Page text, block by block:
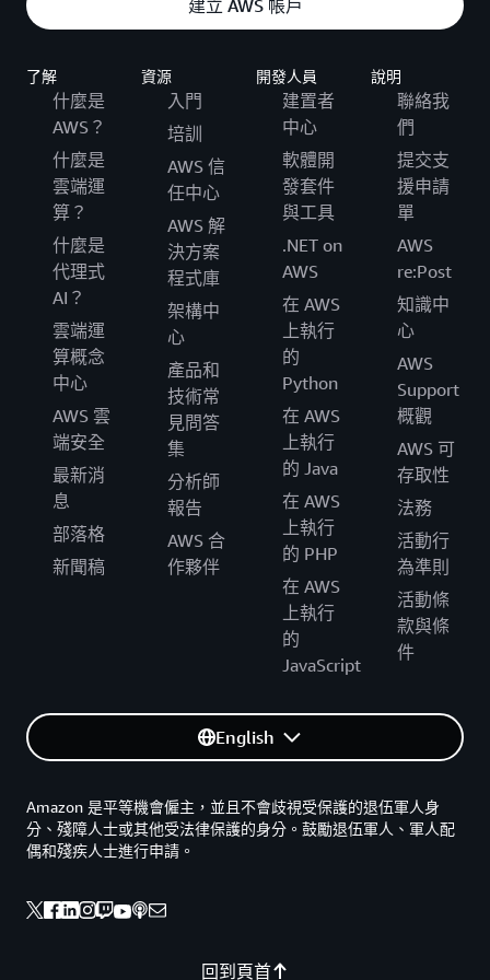
建立 AWS 帳戶
了解
什麼是
AWS？
什麼是
雲端運
算？
什麼是
代理式
AI？
雲端運
算概念
中心
AWS 雲
端安全
最新消
息
部落格
新聞稿
資源
入門
培訓
AWS 信
任中心
AWS 解
決方案
程式庫
架構中
心
產品和
技術常
見問答
集
分析師
報告
AWS 合
作夥伴
開發人員
建置者
中心
軟體開
發套件
與工具
.NET on
AWS
在 AWS
上執行
的
Python
在 AWS
上執行
的 Java
在 AWS
上執行
的 PHP
在 AWS
上執行
的
JavaScript
說明
聯絡我
們
提交支
援申請
單
AWS
re:Post
知識中
心
AWS
Support
概觀
AWS 可
存取性
法務
活動行
為準則
活動條
款與條
件
English
回到頁首
Amazon 是平等機會僱主，並且不會歧視受保護的退伍軍人身
分、殘障人士或其他受法律保護的身分。鼓勵退伍軍人、軍人配
偶和殘疾人士進行申請。